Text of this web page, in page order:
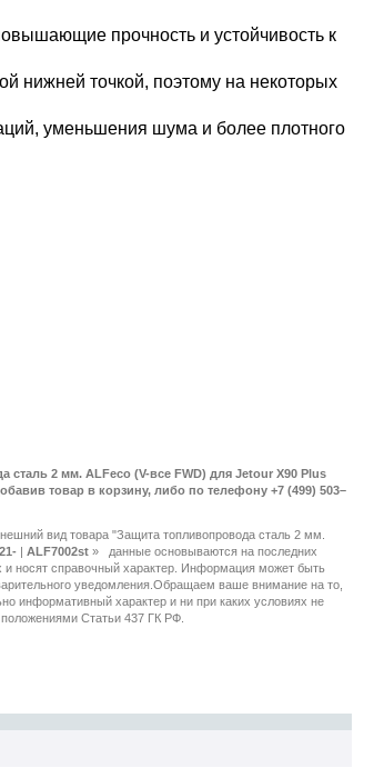
прочность и устойчивость к
нижней точкой, поэтому на некоторых
уменьшения шума и более плотного
2 мм. ALFeco (V-все FWD) для Jetour X90 Plus
товар в корзину, либо по телефону +7 (499) 503–
вид товара "Защита топливопровода сталь 2 мм.
| ALF7002st »